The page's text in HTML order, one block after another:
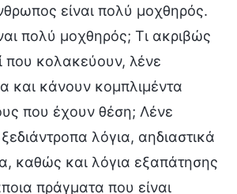
είναι πολύ μοχθηρός.
πολύ μοχθηρός; Τι ακριβώς
που κολακεύουν, λένε
και κάνουν κομπλιμέντα
που έχουν θέση; Λένε
λόγια, αηδιαστικά
καθώς και λόγια εξαπάτησης
πράγματα που είναι